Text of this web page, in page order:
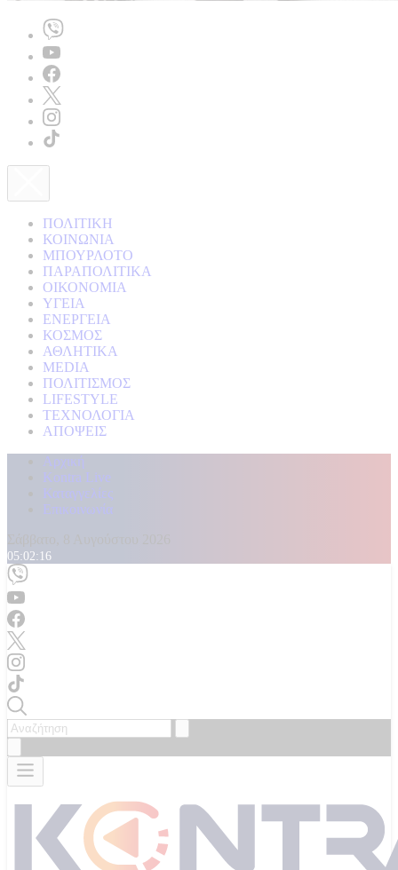
ΠΟΛΙΤΙΚΗ
ΚΟΙΝΩΝΙΑ
ΜΠΟΥΡΛΟΤΟ
ΠΑΡΑΠΟΛΙΤΙΚΑ
ΟΙΚΟΝΟΜΙΑ
ΥΓΕΙΑ
ΕΝΕΡΓΕΙΑ
ΚΟΣΜΟΣ
ΑΘΛΗΤΙΚΑ
MEDIA
ΠΟΛΙΤΙΣΜΟΣ
LIFESTYLE
ΤΕΧΝΟΛΟΓΙΑ
ΑΠΟΨΕΙΣ
Αρχική
Kontra Live
Καταγγελίες
Επικοινωνία
05:02:18